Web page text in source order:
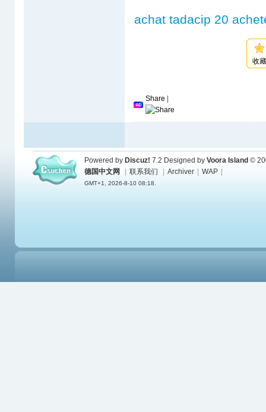
achat tadacip 20
收
Share
Powered by Discuz! 7.2 Designed by Voora Island ©
德国中文网
联系我们 Archiver WAP
GMT+1, 2026-8-10 08:18.